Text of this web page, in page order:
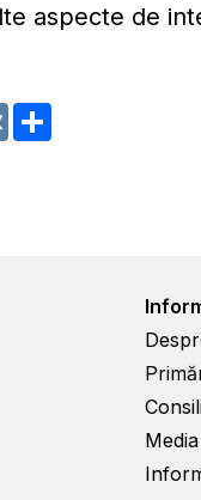
aspecte de
VK
Media